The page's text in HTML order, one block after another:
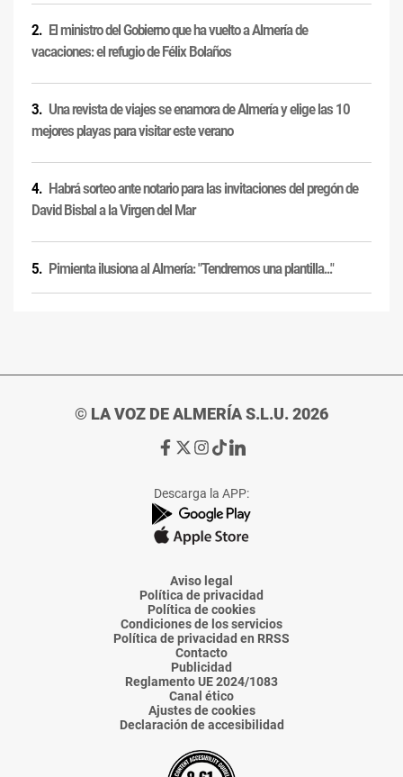
El ministro del Gobierno que ha vuelto a Almería de
vacaciones: el refugio de Félix Bolaños
Una revista de viajes se enamora de Almería y elige las 10
mejores playas para visitar este verano
Habrá sorteo ante notario para las invitaciones del pregón de
David Bisbal a la Virgen del Mar
Pimienta ilusiona al Almería: "Tendremos una plantilla..."
© LA VOZ DE ALMERÍA S.L.U. 2026
Ir
de
La
Voz
Almería
Ir
de
La
Voz
Almería
Ir
de
La
Voz
Almería
Ir
de
La
Voz
Almería
Ir
de
La
Voz
Descarga la APP:
Aviso legal
Política de privacidad
Política de cookies
Condiciones de los servicios
Política de privacidad en RRSS
Contacto
Publicidad
Reglamento UE 2024/1083
Canal ético
Ajustes de cookies
Declaración de accesibilidad